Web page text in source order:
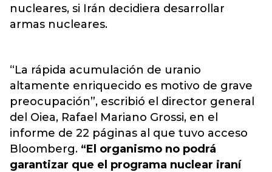
nucleares, si Irán decidiera desarrollar
armas nucleares.
“La rápida acumulación de uranio
altamente enriquecido es motivo de grave
preocupación”, escribió el director general
del Oiea, Rafael Mariano Grossi, en el
informe de 22 páginas al que tuvo acceso
Bloomberg. “El organismo no podrá
garantizar que el programa nuclear iraní